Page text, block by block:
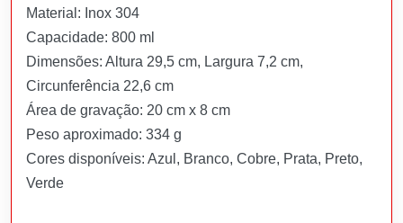
Material: Inox 304
Capacidade: 800 ml
Dimensões: Altura 29,5 cm, Largura 7,2 cm,
Circunferência 22,6 cm
Área de gravação: 20 cm x 8 cm
Peso aproximado: 334 g
Cores disponíveis: Azul, Branco, Cobre, Prata, Preto,
Verde